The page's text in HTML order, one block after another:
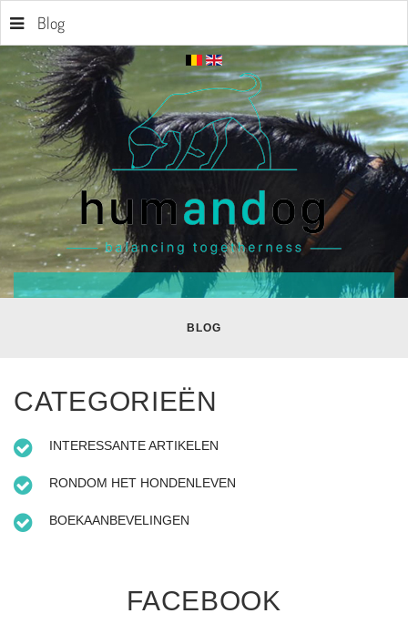
Blog
BLOG
CATEGORIEËN
INTERESSANTEARTIKELEN
RONDOM HET HONDENLEVEN
BOEKAANBEVELINGEN
FACEBOOK